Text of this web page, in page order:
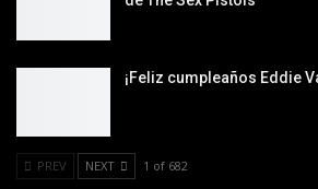
¡Feliz cumpleaños Eddie
PREV NEXT 1 of 682